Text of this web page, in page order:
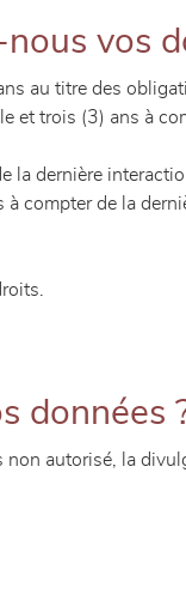
vos
au titre des
et trois (3) ans à
la dernière
compter de la
données
non autorisé, la